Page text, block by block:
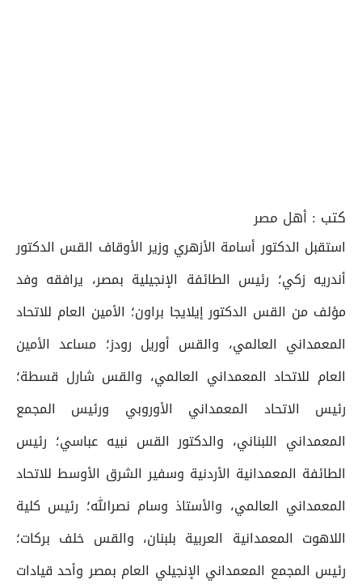
كتب : أهل مصر
استقبل الدكتور أسامة الأزهري وزير الأوقاف القس الدكتور
أندريه زكي؛ رئيس الطائفة الإنجيلية بمصر، يرافقه وفد
مؤلف من القس الدكتور إيلايجا براون؛ الأمين العام للاتحاد
المعمداني العالمي، والقس أوريل رودز؛ مساعد الأمين
العام للاتحاد المعمداني العالمي، والقس شارل قسطة؛
رئيس الاتحاد المعمداني الأوروبي ورئيس المجمع
المعمداني اللبناني، والدكتور القس نبيه عباسي؛ رئيس
الطائفة المعمدانية الأردنية وسفير الشرق الأوسط للاتحاد
المعمداني العالمي، والأستاذ وسام نصرالله؛ رئيس كلية
اللاهوت المعمدانية العربية بلبنان، والقس خلف بركات؛
رئيس المجمع المعمداني الإنجيلي العام بمصر وأحد قيادات